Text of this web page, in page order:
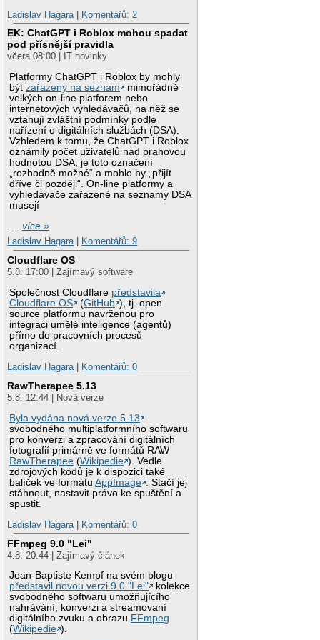
Ladislav Hagara
Komentářů: 2
EK: ChatGPT i Roblox mohou spadat
pod přísnější pravidla
včera 08:00 | IT novinky
Platformy ChatGPT i Roblox by mohly
býtzařazeny na seznam
mimořádně
velkých on-line platforem nebo
internetových vyhledávačů, na něž se
vztahují zvláštní podmínky podle
nařízení o digitálních službách (DSA).
Vzhledem k tomu, že ChatGPT i Roblox
oznámily počet uživatelů nad prahovou
hodnotou DSA, je toto označení
„rozhodně možné“ a mohlo by „přijít
dříve či později“. On-line platformy a
vyhledávače zařazené na seznamy DSA
musejí
…více »
Ladislav Hagara| Komentářů: 9
Cloudflare OS
5.8. 17:00 | Zajímavý software
Společnost Cloudflare představila
Cloudflare OS
(GitHub ), tj. open
source platformu navrženou pro
integraci umělé inteligence (agentů)
přímo do pracovních procesů
organizací.
Ladislav Hagara| Komentářů: 0
RawTherapee 5.13
5.8. 12:44 | Nová verze
Byla vydána nová verze 5.13
svobodného multiplatformního softwaru
pro konverzi a zpracování digitálních
fotografií primárně ve formátů RAW
RawTherapee (Wikipedie ). Vedle
zdrojových kódů je k dispozici také
balíček ve formátuAppImage
. Stačí jej
stáhnout, nastavit právo ke spuštění a
spustit.
Ladislav Hagara| Komentářů: 0
FFmpeg 9.0 "Lei"
4.8. 20:44 | Zajímavý článek
Jean-Baptiste Kempf na svém blogu
představil novou verzi 9.0 "Lei"
kolekce
svobodného softwaru umožňujícího
nahrávání, konverzi a streamovaní
digitálního zvuku a obrazu FFmpeg
(Wikipedie ).